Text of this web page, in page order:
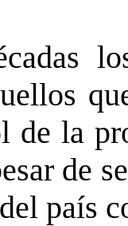
de la
de
país